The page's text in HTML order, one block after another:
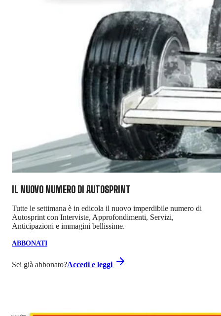
IL NUOVO NUMERO DI AUTOSPRINT
Tutte le settimana è in edicola il nuovo imperdibile numero di
Autosprint con Interviste, Approfondimenti, Servizi,
Anticipazioni e immagini bellissime.
ABBONATI
Sei già abbonato?Accedi e leggi